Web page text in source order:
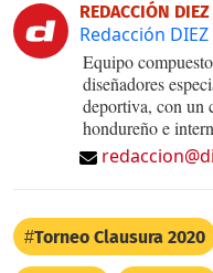
REDACCIÓN DIEZ
Redacción DIEZ
Equipo
diseñadores
deportiva, con un
hondureño e
Torneo Clausura 2020